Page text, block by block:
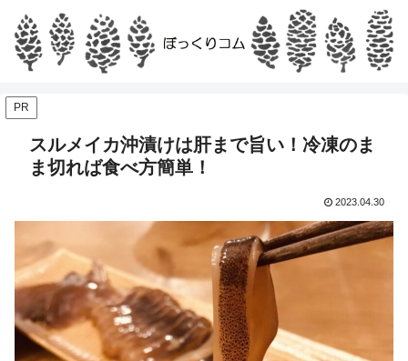
PR
スルメイカ沖漬けは肝まで旨い！冷凍のま
ま切れば食べ方簡単！
2023.04.30